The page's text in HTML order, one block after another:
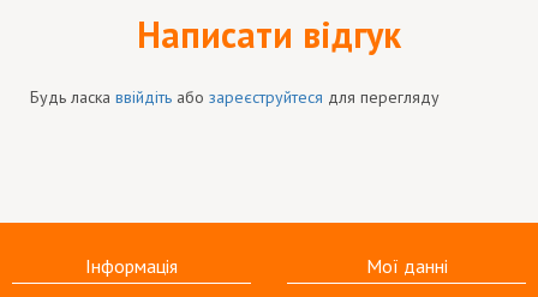
Написати відгук
Будь ласка ввійдіть або зареєструйтеся для перегляду
Інформація Мої данні